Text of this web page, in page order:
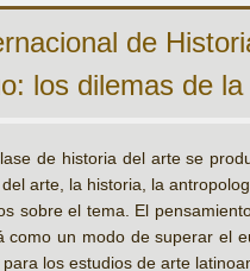
de
los dilemas de
de historia del arte se
arte, la historia, la
sobre el tema. El
como un modo de superar el
los estudios de arte